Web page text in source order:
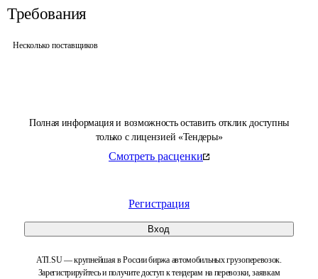
Полная информация и возможность оставить отклик доступны
только с лицензией «Тендеры»
Смотреть расценки
Регистрация
Вход
ATI.SU — крупнейшая в России биржа автомобильных грузоперевозок.
Зарегистрируйтесь и получите доступ к тендерам на перевозки, заявкам
Требования
Несколько поставщиков